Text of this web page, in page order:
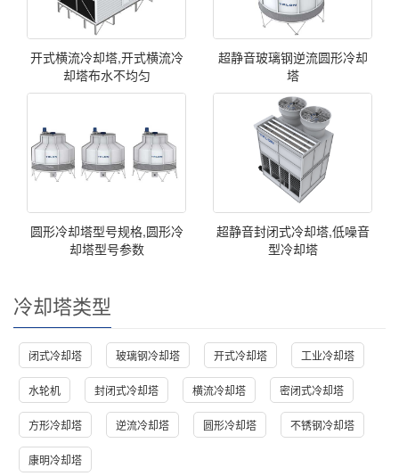
开式横流冷却塔,开式横流冷
却塔布水不均匀
超静音玻璃钢逆流圆形冷却
塔
圆形冷却塔型号规格,圆形冷
却塔型号参数
超静音封闭式冷却塔,低噪音
型冷却塔
冷却塔类型
闭式冷却塔 玻璃钢冷却塔 开式冷却塔 工业冷却塔
水轮机 封闭式冷却塔 横流冷却塔 密闭式冷却塔
方形冷却塔 逆流冷却塔 圆形冷却塔 不锈钢冷却塔
康明冷却塔